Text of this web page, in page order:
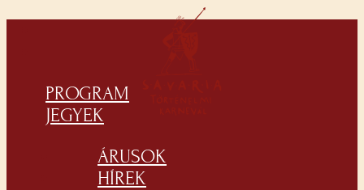
PROGRAM
JEGYEK
ÁRUSOK
HÍREK